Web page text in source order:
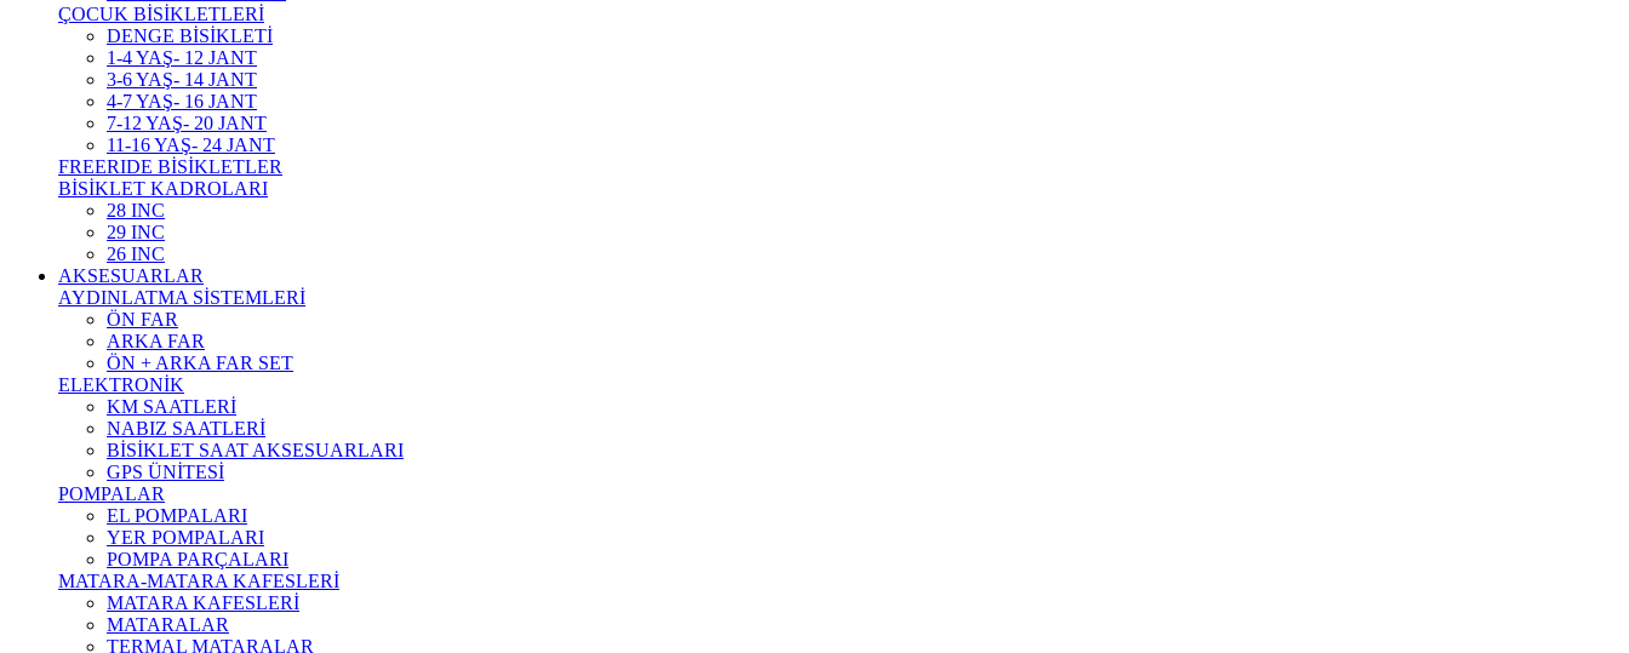
ÇOCUK BİSİKLETLERİ
DENGE BİSİKLETİ
1-4 YAŞ- 12 JANT
3-6 YAŞ- 14 JANT
4-7 YAŞ- 16 JANT
7-12 YAŞ- 20 JANT
11-16 YAŞ- 24 JANT
FREERIDE BİSİKLETLER
BİSİKLET KADROLARI
28 INC
29 INC
26 INC
AKSESUARLAR
AYDINLATMA SİSTEMLERİ
ÖN FAR
ARKA FAR
ÖN + ARKA FAR SET
ELEKTRONİK
KM SAATLERİ
NABIZ SAATLERİ
BİSİKLET SAAT AKSESUARLARI
GPS ÜNİTESİ
POMPALAR
EL POMPALARI
YER POMPALARI
POMPA PARÇALARI
MATARA-MATARA KAFESLERİ
MATARA KAFESLERİ
MATARALAR
TERMAL MATARALAR